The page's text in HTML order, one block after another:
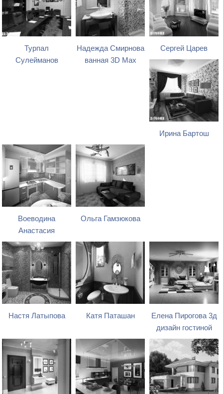
Турпал
Сулейманов
Надежда Смирнова
ванная 3D Max
Сергей Царев
Ирина Бартош
Воеводина
Анастасия
Ольга Гамзюкова
Настя Латыпова Катя Паташан
Елена Пирогова 3д
дизайн гостиной